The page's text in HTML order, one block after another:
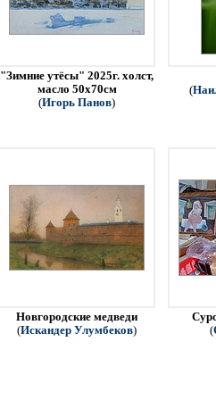
"Зимние утёсы" 2025г. холст,
масло 50х70см
(Игорь Панов)
(
Новгородские медведи
(Искандер Улумбеков)
(